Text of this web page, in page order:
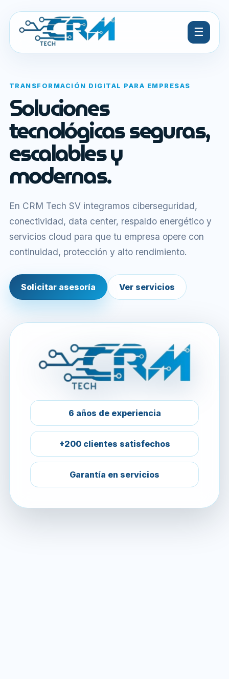
☰
TRANSFORMACIÓN DIGITAL PARA EMPRESAS
Soluciones
tecnológicas seguras,
escalables y
modernas.
En CRM Tech SV integramos ciberseguridad,
conectividad, data center, respaldo energético y
servicios cloud para que tu empresa opere con
continuidad, protección y alto rendimiento.
Solicitar asesoría Ver servicios
6 años de experiencia
+200 clientes satisfechos
Garantía en servicios